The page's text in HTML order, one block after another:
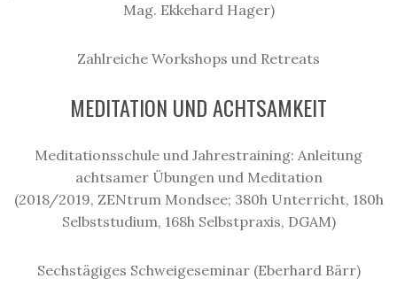
Mag. Ekkehard Hager)
Zahlreiche Workshops und Retreats
MEDITATION UND ACHTSAMKEIT
Meditationsschule und Jahrestraining: Anleitung
achtsamer Übungen und Meditation
(2018/2019, ZENtrum Mondsee; 380h Unterricht, 180h
Selbststudium, 168h Selbstpraxis, DGAM)
Sechstägiges Schweigeseminar (Eberhard Bärr)